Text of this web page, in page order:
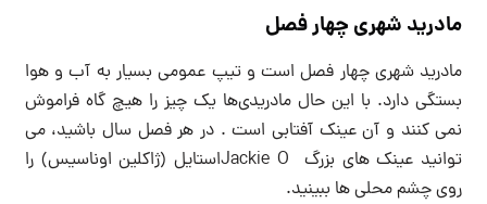
مادرید شهری چهار فصل
مادرید شهری چهار فصل است و تیپ عمومی بسیار به آب و هوا
بستگی دارد. با این حال مادریدی‌ها یک چیز را هیچ گاه فراموش
نمی کنند و آن عینک آفتابی است . در هر فصل سال باشید، می
توانید عینک های بزرگ Jackie Oاستایل (ژاکلین اوناسیس) را
روی چشم محلی ها ببینید.